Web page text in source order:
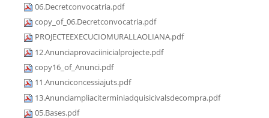
06.Decretconvocatria.pdf
copy_of_06.Decretconvocatria.pdf
PROJECTEEXECUCIOMURALLAOLIANA.pdf
12.Anunciaprovaciinicialprojecte.pdf
copy16_of_Anunci.pdf
11.Anunciconcessiajuts.pdf
13.Anunciampliaciterminiadquisicivalsdecompra.pdf
05.Bases.pdf